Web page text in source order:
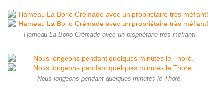
Hameau La Borio Crémade avec un propriétaire très méfiant!
Nous longeons pendant quelques minutes le Thoré.